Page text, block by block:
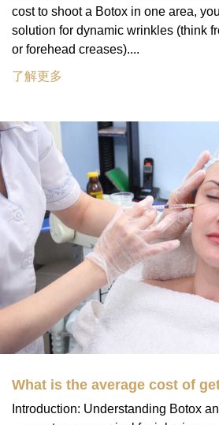
cost to shoot a Botox in one area,
solution for dynamic wrinkles (think
or forehead creases)....
了解更多
What is the average cost of
Introduction: Understanding Botox